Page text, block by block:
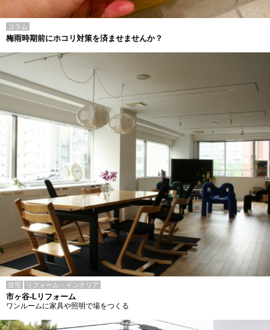
コラム
梅雨時期前にホコリ対策を済ませませんか？
住宅 リフォーム・インテリア
市ヶ谷-Lリフォーム
ワンルームに家具や照明で場をつくる